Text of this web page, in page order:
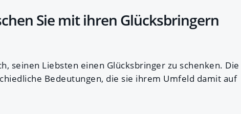
Sie mit ihren Glücksbringern
seinen Liebsten einen Glücksbringer zu schenken. Die
Bedeutungen, die sie ihrem Umfeld damit auf